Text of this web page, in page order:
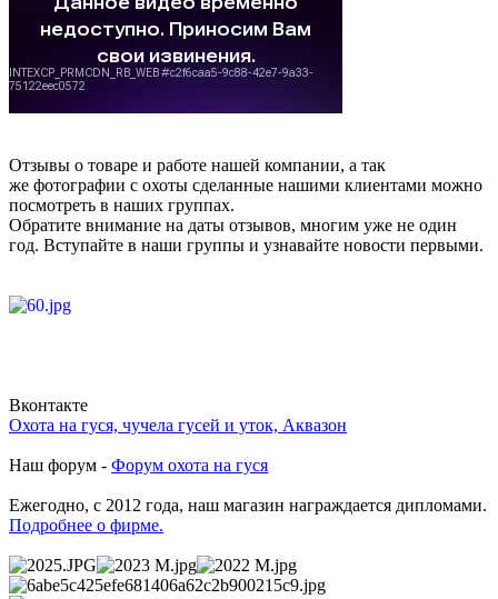
Отзывы о товаре и работе нашей компании, а так
же фотографии с охоты сделанные нашими клиентами можно
посмотреть в наших группах.
Обратите внимание на даты отзывов, многим уже не один
год. Вступайте в наши группы и узнавайте новости первыми.
Вконтакте
Охота на гуся, чучела гусей и уток, Аквазон
Наш форум - Форум охота на гуся
Ежегодно, с 2012 года, наш магазин награждается дипломами.
Подробнее о фирме.